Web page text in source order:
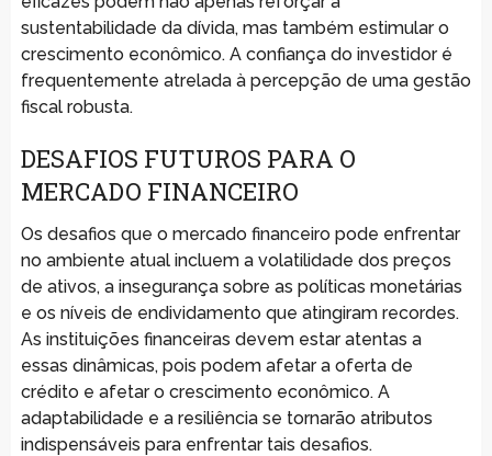
sustentabilidade da dívida, mas também estimular o
crescimento econômico. A confiança do investidor é
frequentemente atrelada à percepção de uma gestão
fiscal robusta.
DESAFIOS FUTUROS PARA O
MERCADO FINANCEIRO
Os desafios que o mercado financeiro pode enfrentar
no ambiente atual incluem a volatilidade dos preços
de ativos, a insegurança sobre as políticas monetárias
e os níveis de endividamento que atingiram recordes.
As instituições financeiras devem estar atentas a
essas dinâmicas, pois podem afetar a oferta de
crédito e afetar o crescimento econômico. A
adaptabilidade e a resiliência se tornarão atributos
indispensáveis para enfrentar tais desafios.